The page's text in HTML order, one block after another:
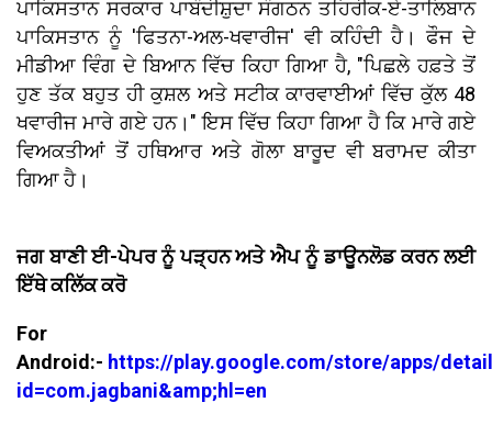
ਪਾਕਿਸਤਾਨ ਸਰਕਾਰ ਪਾਬੰਦੀਸ਼ੁਦਾ ਸੰਗਠਨ ਤਹਿਰੀਕ-ਏ-ਤਾਲਿਬਾਨ
ਪਾਕਿਸਤਾਨ ਨੂੰ 'ਫਿਤਨਾ-ਅਲ-ਖਵਾਰੀਜ' ਵੀ ਕਹਿੰਦੀ ਹੈ। ਫੌਜ ਦੇ
ਮੀਡੀਆ ਵਿੰਗ ਦੇ ਬਿਆਨ ਵਿੱਚ ਕਿਹਾ ਗਿਆ ਹੈ, "ਪਿਛਲੇ ਹਫ਼ਤੇ ਤੋਂ
ਹੁਣ ਤੱਕ ਬਹੁਤ ਹੀ ਕੁਸ਼ਲ ਅਤੇ ਸਟੀਕ ਕਾਰਵਾਈਆਂ ਵਿੱਚ ਕੁੱਲ 48
ਖਵਾਰੀਜ ਮਾਰੇ ਗਏ ਹਨ।" ਇਸ ਵਿੱਚ ਕਿਹਾ ਗਿਆ ਹੈ ਕਿ ਮਾਰੇ ਗਏ
ਵਿਅਕਤੀਆਂ ਤੋਂ ਹਥਿਆਰ ਅਤੇ ਗੋਲਾ ਬਾਰੂਦ ਵੀ ਬਰਾਮਦ ਕੀਤਾ
ਗਿਆ ਹੈ।
ਜਗ ਬਾਣੀ ਈ-ਪੇਪਰ ਨੂੰ ਪੜ੍ਹਨ ਅਤੇ ਐਪ ਨੂੰ ਡਾਊਨਲੋਡ ਕਰਨ ਲਈ
ਇੱਥੇ ਕਲਿੱਕ ਕਰੋ
For
Android:- https://play.google.com/store/apps/
id=com.jagbani&amp;hl=en